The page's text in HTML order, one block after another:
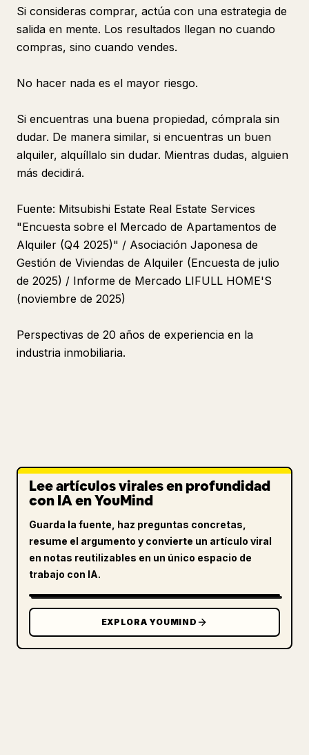
Si consideras comprar, actúa con una estrategia de
salida en mente. Los resultados llegan no cuando
compras, sino cuando vendes.
No hacer nada es el mayor riesgo.
Si encuentras una buena propiedad, cómprala sin
dudar. De manera similar, si encuentras un buen
alquiler, alquíllalo sin dudar. Mientras dudas, alguien
más decidirá.
Fuente: Mitsubishi Estate Real Estate Services
"Encuesta sobre el Mercado de Apartamentos de
Alquiler (Q4 2025)" / Asociación Japonesa de
Gestión de Viviendas de Alquiler (Encuesta de julio
de 2025) / Informe de Mercado LIFULL HOME'S
(noviembre de 2025)
Perspectivas de 20 años de experiencia en la
industria inmobiliaria.
Lee artículos virales en profundidad
con IA en YouMind
Guarda la fuente, haz preguntas concretas,
resume el argumento y convierte un artículo viral
en notas reutilizables en un único espacio de
trabajo con IA.
EXPLORA YOUMIND